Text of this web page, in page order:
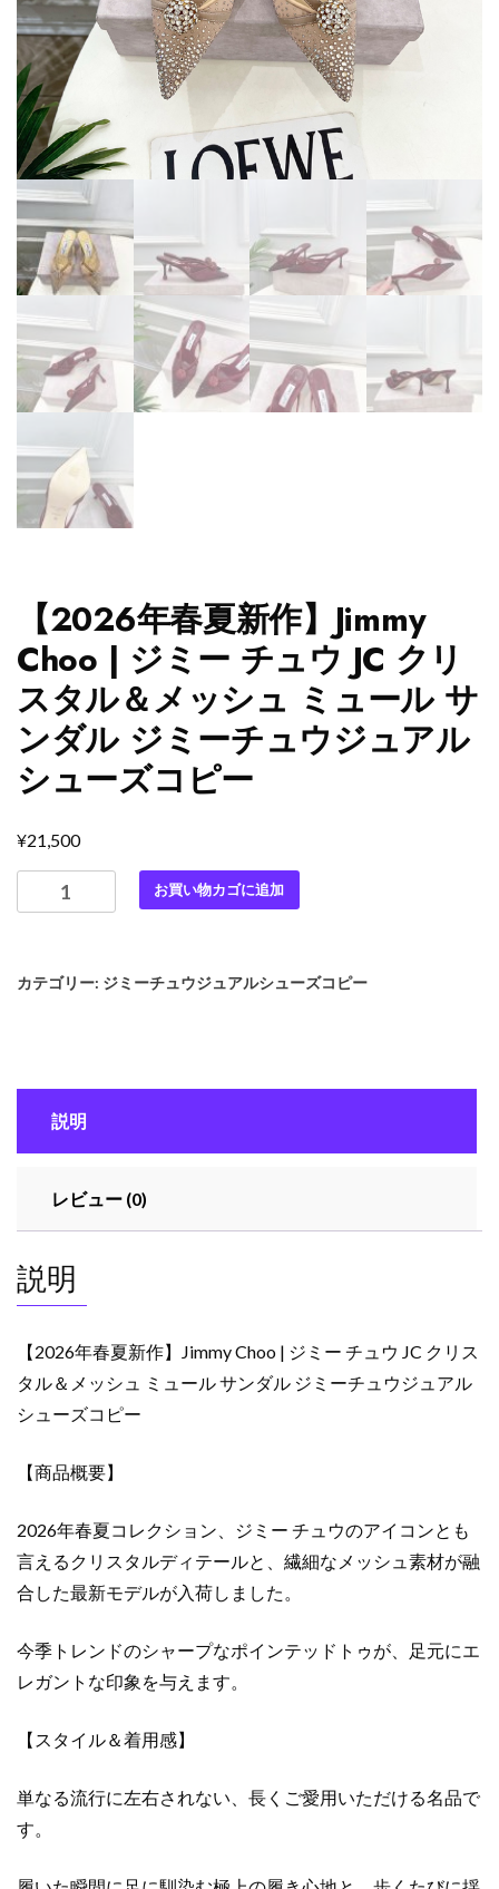
【2026年春夏新作】Jimmy
Choo | ジミー チュウ JC クリ
スタル＆メッシュ ミュール サ
ンダル ジミーチュウジュアル
シューズコピー
¥21,500
【2026
年
新
ミ
ュ
JC
ク
ス
タ
ル
メ
シ
ュ
ュ
ル
サ
ダ
ジ
ミ
ー
お買い物カゴに追加
カテゴリー: ジミーチュウジュアルシューズコピー
説明
レビュー (0)
説明
【2026年春夏新作】Jimmy Choo | ジミー チュウ JC クリス
タル＆メッシュ ミュール サンダル ジミーチュウジュアル
シューズコピー
【商品概要】
2026年春夏コレクション、ジミー チュウのアイコンとも
言えるクリスタルディテールと、繊細なメッシュ素材が融
合した最新モデルが入荷しました。
今季トレンドのシャープなポインテッドトゥが、足元にエ
レガントな印象を与えます。
【スタイル＆着用感】
単なる流行に左右されない、長くご愛用いただける名品で
す。